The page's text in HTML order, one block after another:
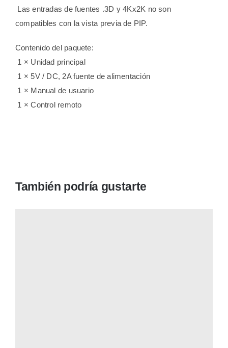
 Las entradas de fuentes .3D y 4Kx2K no son
compatibles con la vista previa de PIP.
Contenido del paquete:
 1 × Unidad principal
 1 × 5V / DC, 2A fuente de alimentación
 1 × Manual de usuario
 1 × Control remoto
También podría gustarte